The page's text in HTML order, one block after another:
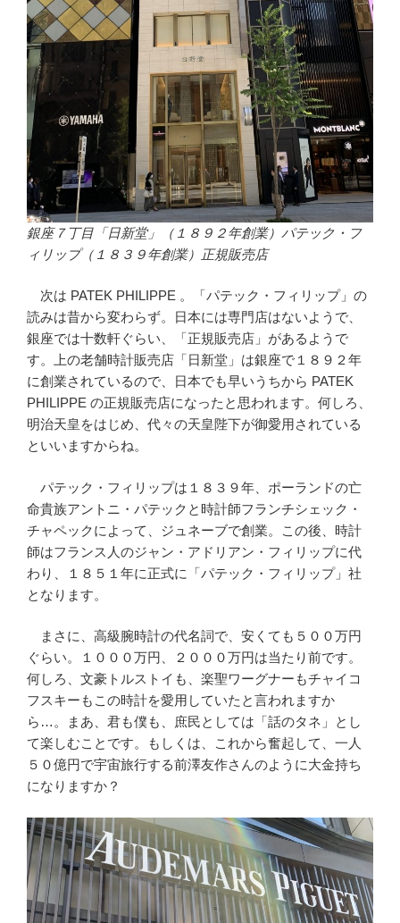
銀座７丁目「日新堂」（１８９２年創業）パテック・フ
ィリップ（１８３９年創業）正規販売店
次は PATEK PHILIPPE 。「パテック・フィリップ」の
読みは昔から変わらず。日本には専門店はないようで、
銀座では十数軒ぐらい、「正規販売店」があるようで
す。上の老舗時計販売店「日新堂」は銀座で１８９２年
に創業されているので、日本でも早いうちから PATEK
PHILIPPE の正規販売店になったと思われます。何しろ、
明治天皇をはじめ、代々の天皇陛下が御愛用されている
といいますからね。
パテック・フィリップは１８３９年、ポーランドの亡
命貴族アントニ・パテックと時計師フランチシェック・
チャペックによって、ジュネーブで創業。この後、時計
師はフランス人のジャン・アドリアン・フィリップに代
わり、１８５１年に正式に「パテック・フィリップ」社
となります。
まさに、高級腕時計の代名詞で、安くても５００万円
ぐらい。１０００万円、２０００万円は当たり前です。
何しろ、文豪トルストイも、楽聖ワーグナーもチャイコ
フスキーもこの時計を愛用していたと言われますか
ら…。まあ、君も僕も、庶民としては「話のタネ」とし
て楽しむことです。もしくは、これから奮起して、一人
５０億円で宇宙旅行する前澤友作さんのように大金持ち
になりますか？